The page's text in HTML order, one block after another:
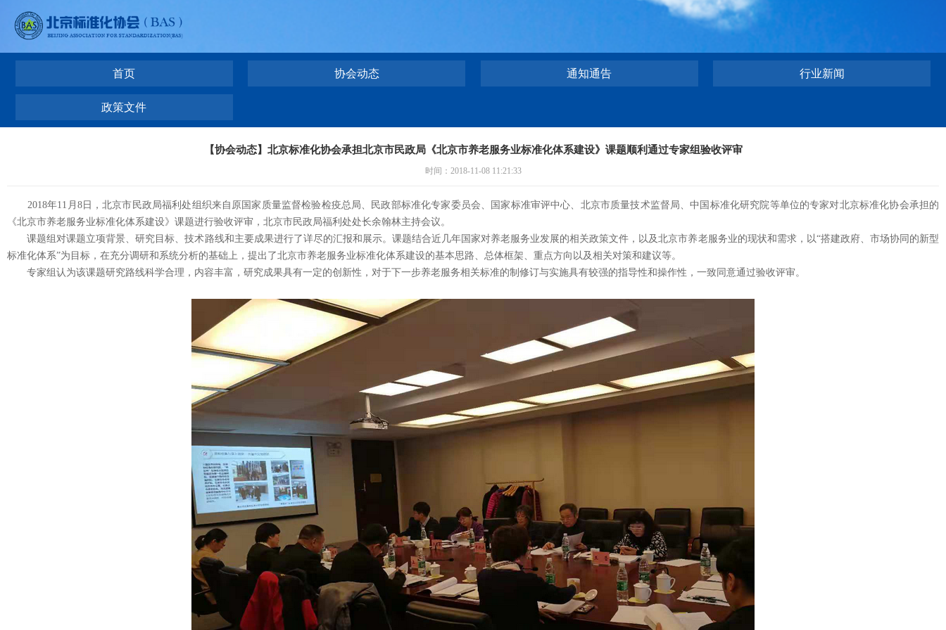
首页 协会动态 通知通告 行业新闻
政策文件
【协会动态】北京标准化协会承担北京市民政局《北京市养老服务业标准化体系建设》课题顺利通过专家组验收评审
时间：2018-11-08 11:21:33
2018年11月8日，北京市民政局福利处组织来自原国家质量监督检验检疫总局、民政部标准化专家委员会、国家标准审评中心、北京市质量技术监督局、中国标准化研究院等单位的专家对北京标准化协会承担的
《北京市养老服务业标准化体系建设》课题进行验收评审，北京市民政局福利处处长余翰林主持会议。
课题组对课题立项背景、研究目标、技术路线和主要成果进行了详尽的汇报和展示。课题结合近几年国家对养老服务业发展的相关政策文件，以及北京市养老服务业的现状和需求，以“搭建政府、市场协同的新型
标准化体系”为目标，在充分调研和系统分析的基础上，提出了北京市养老服务业标准化体系建设的基本思路、总体框架、重点方向以及相关对策和建议等。
专家组认为该课题研究路线科学合理，内容丰富，研究成果具有一定的创新性，对于下一步养老服务相关标准的制修订与实施具有较强的指导性和操作性，一致同意通过验收评审。